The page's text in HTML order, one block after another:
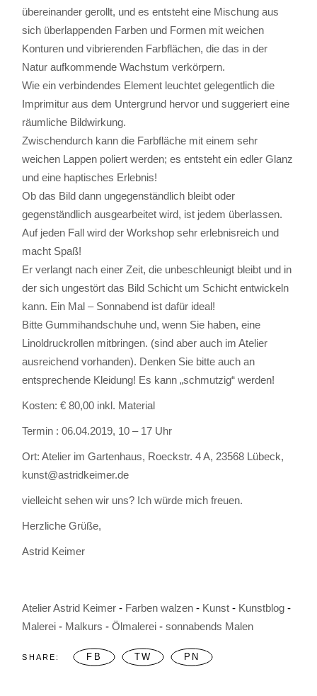
übereinander gerollt, und es entsteht eine Mischung aus
sich überlappenden Farben und Formen mit weichen
Konturen und vibrierenden Farbflächen, die das in der
Natur aufkommende Wachstum verkörpern.
Wie ein verbindendes Element leuchtet gelegentlich die
Imprimitur aus dem Untergrund hervor und suggeriert eine
räumliche Bildwirkung.
Zwischendurch kann die Farbfläche mit einem sehr
weichen Lappen poliert werden; es entsteht ein edler Glanz
und eine haptisches Erlebnis!
Ob das Bild dann ungegenständlich bleibt oder
gegenständlich ausgearbeitet wird, ist jedem überlassen.
Auf jeden Fall wird der Workshop sehr erlebnisreich und
macht Spaß!
Er verlangt nach einer Zeit, die unbeschleunigt bleibt und in
der sich ungestört das Bild Schicht um Schicht entwickeln
kann. Ein Mal – Sonnabend ist dafür ideal!
Bitte Gummihandschuhe und, wenn Sie haben, eine
Linoldruckrollen mitbringen. (sind aber auch im Atelier
ausreichend vorhanden). Denken Sie bitte auch an
entsprechende Kleidung! Es kann „schmutzig“ werden!
Kosten: € 80,00 inkl. Material
Termin : 06.04.2019, 10 – 17 Uhr
Ort: Atelier im Gartenhaus, Roeckstr. 4 A, 23568 Lübeck,
kunst@astridkeimer.de
vielleicht sehen wir uns? Ich würde mich freuen.
Herzliche Grüße,
Astrid Keimer
Atelier Astrid Keimer Farben walzen Kunst
Kunstblog
Malerei
Malkurs Ölmalerei sonnabends Malen
SHARE: FB TW PN